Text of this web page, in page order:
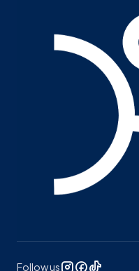
Follow us